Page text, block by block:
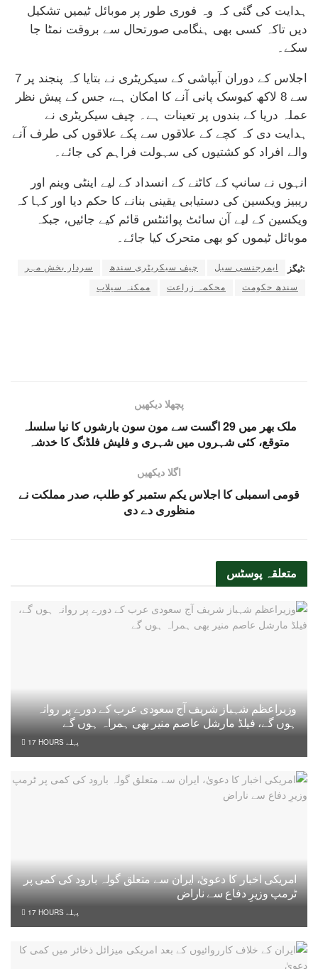
ہدایت کی گئی کہ وہ فوری طور پر موبائل ٹیمیں تشکیل
دیں تاکہ کسی بھی ہنگامی صورتحال سے بروقت نمٹا جا
سکے۔
اجلاس کے دوران آبپاشی کے سیکریٹری نے بتایا کہ پنجند پر 7
سے 8 لاکھ کیوسک پانی آنے کا امکان ہے، جس کے پیش نظر
عملہ دریا کے بندوں پر تعینات ہے۔ چیف سیکریٹری نے
ہدایت دی کہ کچے کے علاقوں سے پکے علاقوں کی طرف آنے
والے افراد کو کشتیوں کی سہولت فراہم کی جائے۔
انہوں نے سانپ کے کاٹنے کے انسداد کے لیے اینٹی وینم اور
ریبیز ویکسین کی دستیابی یقینی بنانے کا حکم دیا اور کہا کہ
ویکسین کے لیے آن سائٹ پوائنٹس قائم کیے جائیں، جبکہ
موبائل ٹیموں کو بھی متحرک کیا جائے۔
ٹیگز: ایمرجنسی سیل چیف سیکریٹری سندھ
سردار بخش مہر
سندھ حکومت
محکمہ زراعت ممکنہ سیلاب
پچھلا دیکھیں
ملک بھر میں 29 اگست سے مون سون بارشوں کا نیا سلسلہ
متوقع، کئی شہروں میں شہری و فلیش فلڈنگ کا خدشہ
اگلا دیکھیں
قومی اسمبلی کا اجلاس یکم ستمبر کو طلب، صدر مملکت نے
منظوری دے دی
متعلقہ پوسٹس
وزیراعظم شہباز شریف آج سعودی عرب کے دورے پر روانہ
ہوں گے، فیلڈ مارشل عاصم منیر بھی ہمراہ ہوں گے
17 HOURS پہلے
امریکی اخبار کا دعویٰ، ایران سے متعلق گولہ بارود کی کمی پر
ٹرمپ وزیرِ دفاع سے ناراض
17 HOURS پہلے